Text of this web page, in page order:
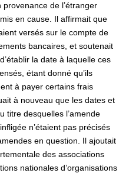
de l’étranger
en cause. Il affirmait que
versés sur le compte de
bancaires, et soutenait
la date à laquelle ces
étant donné qu’ils
à payer certains frais
à nouveau que les dates et
titre desquelles l’amende
n’étaient pas précisés
en question. Il ajoutait
des associations
nationales d’organisations